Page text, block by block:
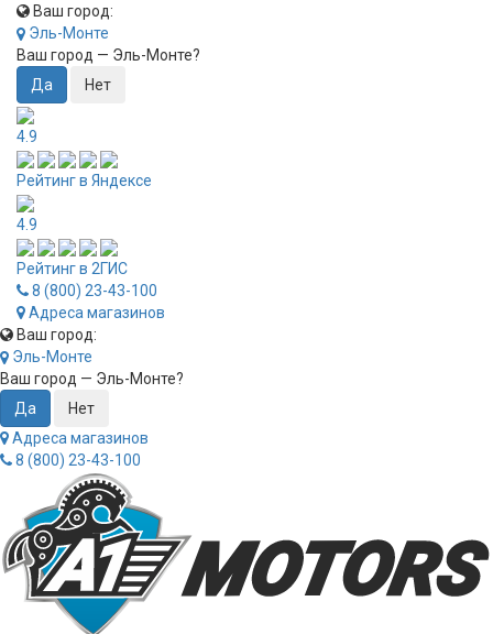
Ваш город:
Эль-Монте
Ваш город — Эль-Монте?
4.9
Рейтинг в Яндексе
4.9
Рейтинг в 2ГИС
8 (800) 23-43-100
Адреса магазинов
Ваш город:
Эль-Монте
Ваш город — Эль-Монте?
Адреса магазинов
8 (800) 23-43-100